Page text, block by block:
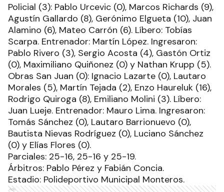
Policial (3): Pablo Urcevic (0), Marcos Richards (9),
Agustín Gallardo (8), Gerónimo Elgueta (10), Juan
Alamino (6), Mateo Carrón (6). Líbero: Tobías
Scarpa. Entrenador: Martín López. Ingresaron:
Pablo Rivero (3), Sergio Acosta (4), Gastón Ortiz
(0), Maximiliano Quiñonez (0) y Nathan Krupp (5).
Obras San Juan (0): Ignacio Lazarte (0), Lautaro
Morales (5), Martín Tejada (2), Enzo Haureluk (16),
Rodrigo Quiroga (8), Emiliano Molini (3). Líbero:
Juan Lueje. Entrenador: Mauro Lima. Ingresaron:
Tomás Sánchez (0), Lautaro Barrionuevo (0),
Bautista Nievas Rodríguez (0), Luciano Sánchez
(0) y Elías Flores (0).
Parciales: 25-16, 25-16 y 25-19.
Árbitros: Pablo Pérez y Fabián Concia.
Estadio: Polideportivo Municipal Monteros.
Ads